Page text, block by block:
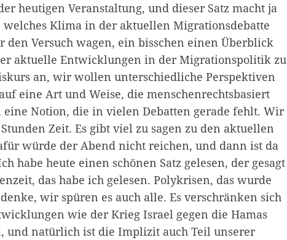
heutigen Veranstaltung, und dieser Satz macht ja
Klima in der aktuellen Migrationsdebatte
Versuch wagen, ein bisschen einen Überblick
aktuelle Entwicklungen in der Migrationspolitik zu
an, wir wollen unterschiedliche Perspektiven
eine Art und Weise, die menschenrechtsbasiert
eine Notion, die in vielen Debatten gerade fehlt. Wir
Zeit. Es gibt viel zu sagen zu den aktuellen
würde der Abend nicht reichen, und dann ist da
habe heute einen schönen Satz gelesen, der gesagt
das habe ich gelesen. Polykrisen, das wurde
wir spüren es auch alle. Es verschränken sich
wie der Krieg Israel gegen die Hamas
und natürlich ist die Implizit auch Teil unserer